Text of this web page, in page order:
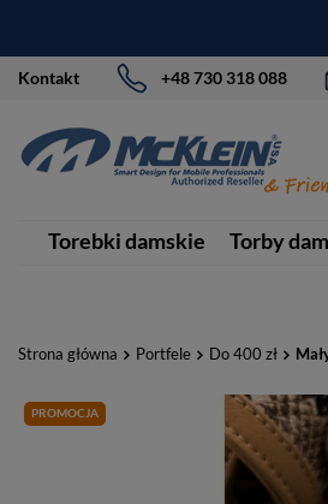
Kontakt +48 730 318 088
Torebki damskie Torby
Strona główna Portfele Do 400 zł
PROMOCJA